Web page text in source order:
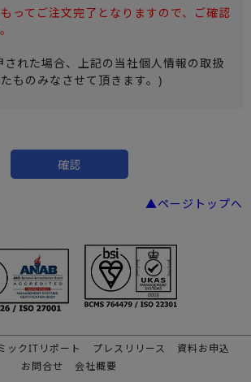
ってご注文完了となりますので、ご確認
れた場合、上記の当社個人情報の取扱
ものみなさせて頂きます。)
▲ページトップへ
ックITリポート プレスリリース
資料お申込
お問合せ
会社概要